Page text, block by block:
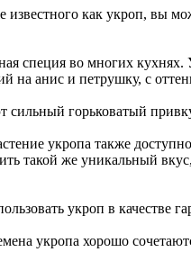
известного как укроп, вы
специя во многих кухнях.
на анис и петрушку, с
сильный горьковатый
укропа также
такой же уникальный
укроп в качестве
укропа хорошо